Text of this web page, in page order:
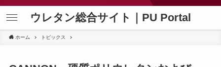
ウレタン総合サイト｜PU Portal
ホーム トピックス